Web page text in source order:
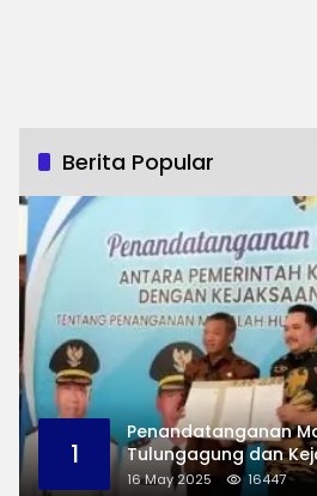
Berita Popular
1
Penandatanganan
Tulungagung dan
Permasalahan
16 May 2025 16447